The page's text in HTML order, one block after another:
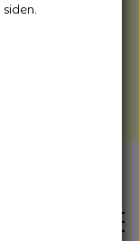
hele
være lidt